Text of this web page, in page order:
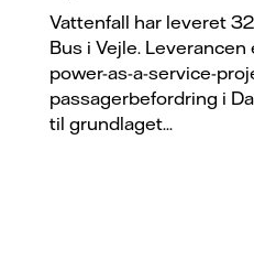
Vattenfall har leveret
Bus i Vejle.
power-as-a-service-
passagerbefordring i
til grundlaget...